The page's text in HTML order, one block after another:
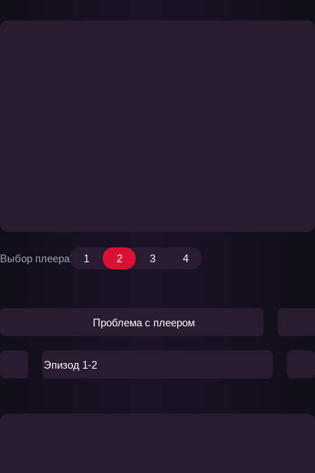
Выбор плеера 1 2 3 4
Проблема с плеером
Эпизод 1-2